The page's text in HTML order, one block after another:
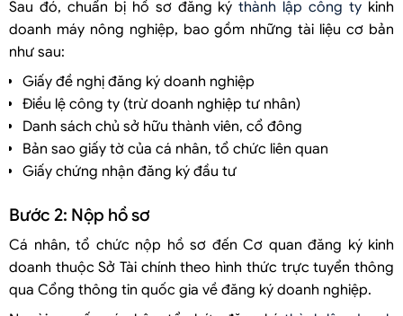
Sau đó, chuẩn bị hồ sơ đăng kýthành lập công ty kinh
doanh máy nông nghiệp, bao gồm những tài liệu cơ bản
như sau:
Giấy đề nghị đăng ký doanh nghiệp
Điều lệ công ty (trừ doanh nghiệp tư nhân)
Danh sách chủ sở hữu thành viên, cổ đông
Bản sao giấy tờ của cá nhân, tổ chức liên quan
Giấy chứng nhận đăng ký đầu tư
Bước 2: Nộp hồ sơ
Cá nhân, tổ chức nộp hồ sơ đến Cơ quan đăng ký kinh
doanh thuộc Sở Tài chính theo hình thức trực tuyển thông
qua Cổng thông tin quốc gia về đăng ký doanh nghiệp.